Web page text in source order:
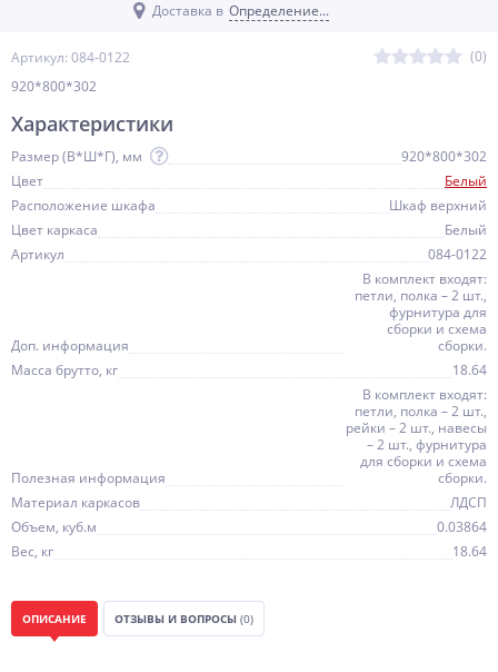
Артикул: 084-0122
(0)
920*800*302
Доставка в Определение...
Характеристики
Размер (В*Ш*Г), мм
920*800*302
Цвет
Белый
Расположение шкафа
Шкаф верхний
Цвет каркаса
Белый
Артикул
084-0122
Доп. информация
В комплект входят:
петли, полка – 2 шт.,
фурнитура для
сборки и схема
сборки.
Масса брутто, кг
18.64
Полезная информация
В комплект входят:
петли, полка – 2 шт.,
рейки – 2 шт., навесы
– 2 шт., фурнитура
для сборки и схема
сборки.
Материал каркасов
ЛДСП
Объем, куб.м
0.03864
Вес, кг
18.64
ОПИСАНИЕ ОТЗЫВЫ И ВОПРОСЫ (0)